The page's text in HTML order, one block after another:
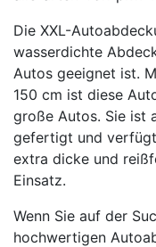
Die XXL-
wasserdichte
Autos geeignet ist.
150 cm ist diese
große Autos. Sie ist
gefertigt und
extra dicke und
Einsatz.
Wenn Sie auf der
hochwertigen